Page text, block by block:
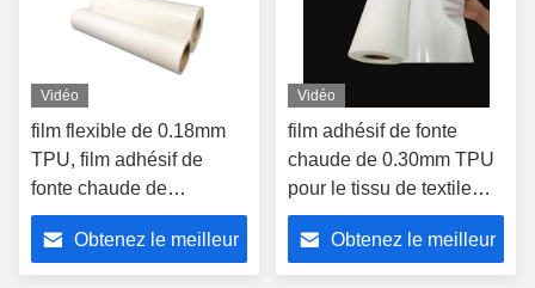
Vidéo
film flexible de 0.18mm
TPU, film adhésif de
fonte chaude de
polyamide pour le
soutien-gorge sans
couture
Obtenez le meilleur
Vidéo
film adhésif de fonte
chaude de 0.30mm TPU
pour le tissu de textile
adapté aux besoins du
clientObtenez le meilleur